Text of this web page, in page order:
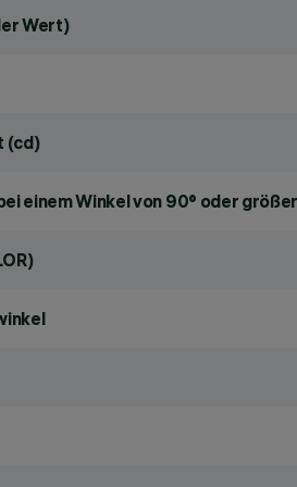
Wert)
(cd)
einem Winkel von 90° oder